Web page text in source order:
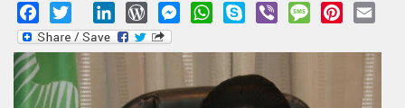
Facebook
Twitter LinkedInWordPressMessengerWhatsApp
Skype Viber MessagePinterest